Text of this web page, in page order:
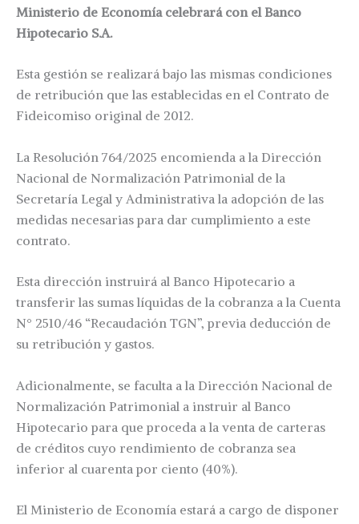
Ministerio de Economía celebrará con el Banco
Hipotecario S.A.
Esta gestión se realizará bajo las mismas condiciones
de retribución que las establecidas en el Contrato de
Fideicomiso original de 2012.
La Resolución 764/2025 encomienda a la Dirección
Nacional de Normalización Patrimonial de la
Secretaría Legal y Administrativa la adopción de las
medidas necesarias para dar cumplimiento a este
contrato.
Esta dirección instruirá al Banco Hipotecario a
transferir las sumas líquidas de la cobranza a la Cuenta
N° 2510/46 “Recaudación TGN”, previa deducción de
su retribución y gastos.
Adicionalmente, se faculta a la Dirección Nacional de
Normalización Patrimonial a instruir al Banco
Hipotecario para que proceda a la venta de carteras
de créditos cuyo rendimiento de cobranza sea
inferior al cuarenta por ciento (40%).
El Ministerio de Economía estará a cargo de disponer